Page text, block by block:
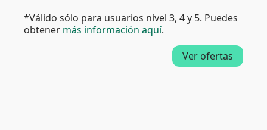
*Válido sólo para usuarios nivel 3, 4 y 5. Puedes
obtener más información aquí.
Ver ofertas